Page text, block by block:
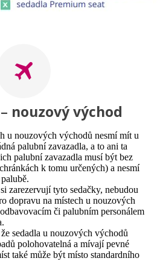
nouzový východ
u nouzových východů nesmí mít u
palubní zavazadla, a to ani ta
palubní zavazadla musí být bez
k tomu určených) a nesmí
zarezervují tyto sedačky, nebudou
dopravu na místech u nouzových
či palubním personálem
sedadla u nouzových východů
polohovatelná a mívají pevné
také může být místo standardního